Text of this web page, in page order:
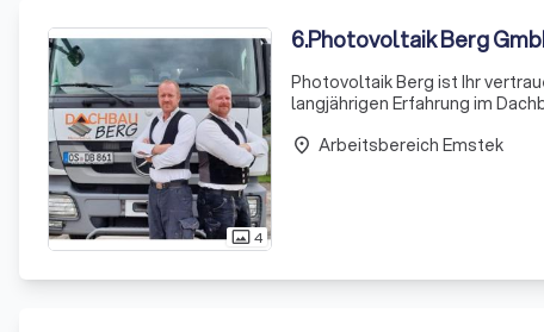
photo_size_select_actual4
6.Photovoltaik Berg
Photovoltaik Berg ist Ihr
langjährigen Erfahrung im
Engageme
place Arbeitsbereich Emstek